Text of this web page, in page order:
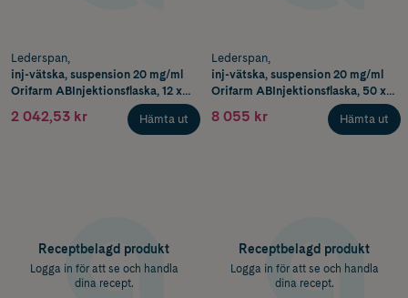
Lederspan,
inj-vätska, suspension 20 mg/ml
Orifarm ABInjektionsflaska, 12 x
2 042,53 kr Hämta ut
Lederspan,
inj-vätska, suspension 20 mg/ml
Orifarm ABInjektionsflaska, 50 x
8 055 kr Hämta ut
Receptbelagd produkt
Logga in för att se och handla
dina recept.
Receptbelagd produkt
Logga in för att se och handla
dina recept.